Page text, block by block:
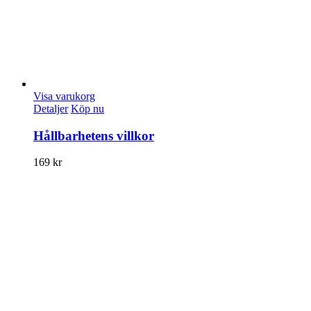
Visa varukorg
Detaljer Köp nu
Hållbarhetens villkor
169 kr